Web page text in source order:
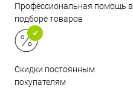
Профессиональная помощь в
подборе товаров
Скидки постоянным
покупателям